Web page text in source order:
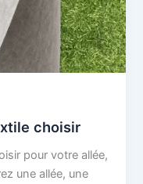
choisir
pour votre allée,
une allée, une